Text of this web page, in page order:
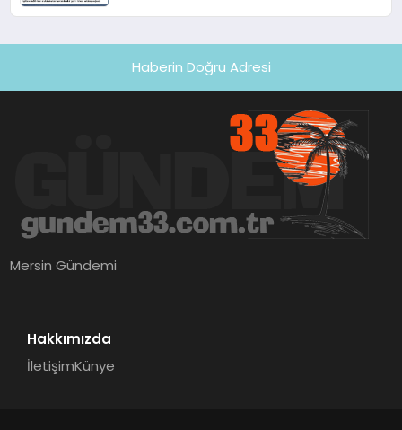
Haberin Doğru Adresi
Mersin Gündemi
Hakkımızda
İletişimKünye